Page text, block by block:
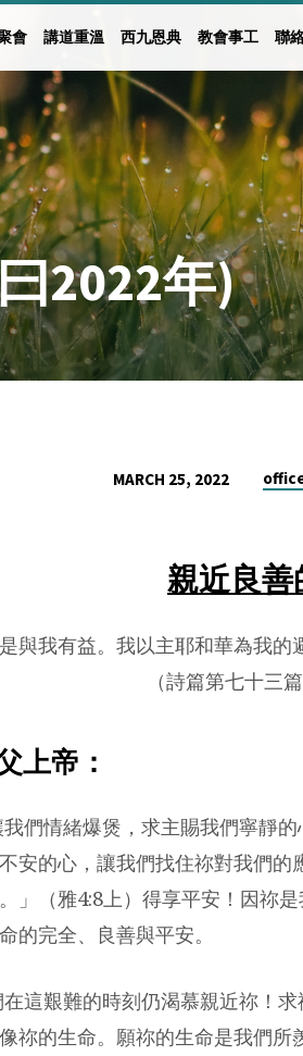
會 講道重溫 西九恩典 教會事工 聯
2022年)
MARCH 25, 2022
親近良善
與我有益。我以主耶和華為我的
詩篇第七十三篇28
上帝：
們情緒爆煲，求主賜我們寧靜的
安的心，讓我們找住祢對我們
」（雅4:8上）得享平安！因祢
的完全、良善與平安。
這艱難的時刻仍渴慕親近祢！
祢的生命。願祢的生命是我們所